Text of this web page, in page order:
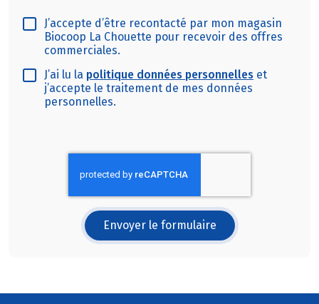
J’accepte d’être recontacté par mon magasin
Biocoop La Chouette pour recevoir des offres
commerciales.
J’ai lu la politique données personnelles et
j’accepte le traitement de mes données
personnelles.
Envoyer le formulaire